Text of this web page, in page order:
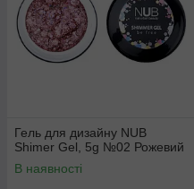
Гель для дизайну NUB
Shimer Gel, 5g №02 Рожевий
В наявності